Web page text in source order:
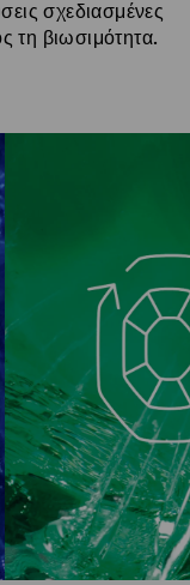
σχεδιασμένες
τη βιωσιμότητα.